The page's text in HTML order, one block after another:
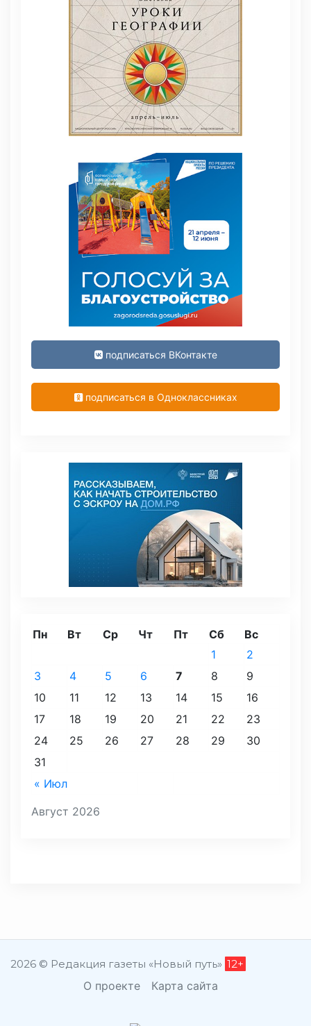
подписаться ВКонтакте
подписаться в Одноклассниках
Август 2026
Пн Вт Ср Чт Пт Сб Вс
« Июл
1
2
3
4 5 6 7 8
9
10
11 12 13 14 15
16
17
18 19 20 21 22
23
24
25 26 27 28 29
30
31
2026 © Редакция газеты «Новый путь» 12+
О проекте Карта сайта